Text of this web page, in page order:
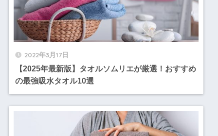
2022年3月17日
【2025年最新版】タオルソムリエが厳選！おすすめ
の最強吸水タオル10選